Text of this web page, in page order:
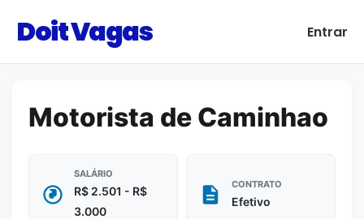
Doit Vagas Entrar
Motorista de Caminhao
SALÁRIO
R$ 2.501 - R$
3.000
CONTRATO
Efetivo